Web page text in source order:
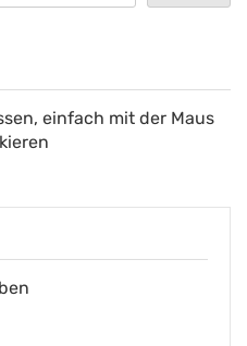
einfach mit der Maus